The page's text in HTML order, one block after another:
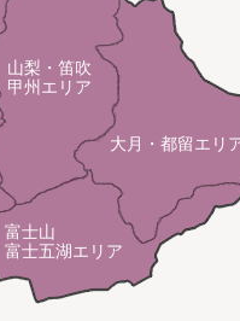
山梨・笛吹
甲州エリア
大月・都留エリ
富士山
富士五湖エリア